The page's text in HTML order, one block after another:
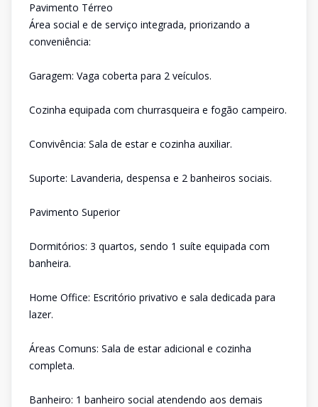
Pavimento Térreo
Área social e de serviço integrada, priorizando a
conveniência:
Garagem: Vaga coberta para 2 veículos.
Cozinha equipada com churrasqueira e fogão campeiro.
Convivência: Sala de estar e cozinha auxiliar.
Suporte: Lavanderia, despensa e 2 banheiros sociais.
Pavimento Superior
Dormitórios: 3 quartos, sendo 1 suíte equipada com
banheira.
Home Office: Escritório privativo e sala dedicada para
lazer.
Áreas Comuns: Sala de estar adicional e cozinha
completa.
Banheiro: 1 banheiro social atendendo aos demais